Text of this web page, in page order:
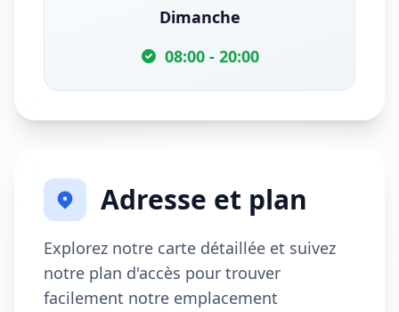
Dimanche
08:00 - 20:00
Adresse et plan
Explorez notre carte détaillée et suivez
notre plan d'accès pour trouver
facilement notre emplacement